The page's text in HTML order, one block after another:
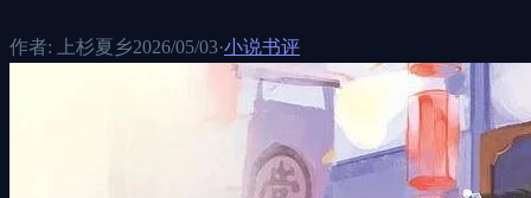
作者: 上杉夏乡2026/05/03·小说书评